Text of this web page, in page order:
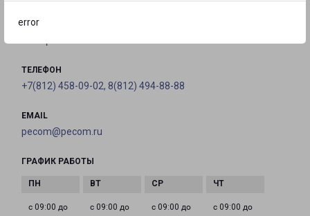
error
ТЕЛЕФОН
+7(812) 458-09-02, 8(812) 494-88-88
EMAIL
pecom@pecom.ru
ГРАФИК РАБОТЫ
с 09:00 до
с 09:00 до
с 09:00 до
с 09:00 до